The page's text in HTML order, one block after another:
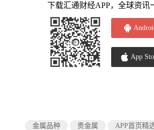
下载汇通财经APP，全球资讯
App
金属品种 贵金属 APP首页精